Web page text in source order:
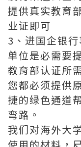
提供真实教育
业证即可
3、进国企银
单位是必需要
教育部认证所
您都必须提供
捷的绿色通道
弯路。
我们对海外大